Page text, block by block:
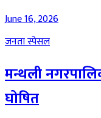
June 16, 2026
जनता स्पेसल
मन्थली
घोषित